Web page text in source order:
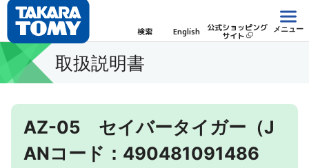
検索 English 公式ショッピング
サイト
メニュー
取扱説明書
AZ-05 セイバータイガー（J
ANコード：490481091486